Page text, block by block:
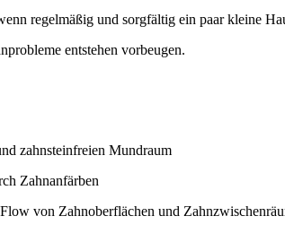
regelmäßig und sorgfältig ein paar kleine
entstehen vorbeugen.
zahnsteinfreien Mundraum
Zahnanfärben
von Zahnoberflächen und